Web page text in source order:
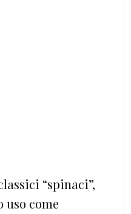
“spinaci”,
come